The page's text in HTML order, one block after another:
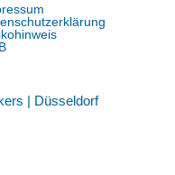
| Düsseldorf